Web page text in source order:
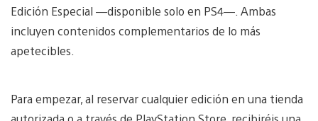
Edición Especial —disponible solo en PS4—. Ambas
incluyen contenidos complementarios de lo más
apetecibles.
Para empezar, al reservar cualquier edición en una tienda